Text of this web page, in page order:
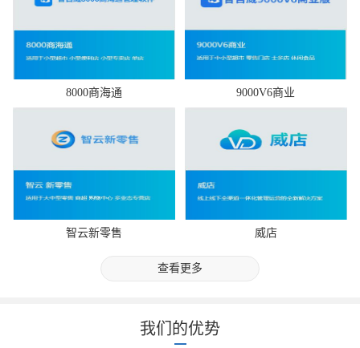
8000商海通 9000V6商业
智云新零售 威店
查看更多
我们的优势